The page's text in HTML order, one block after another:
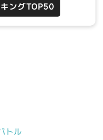
ングTOP50
トル